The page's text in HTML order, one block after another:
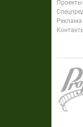
Проекты
Реклама